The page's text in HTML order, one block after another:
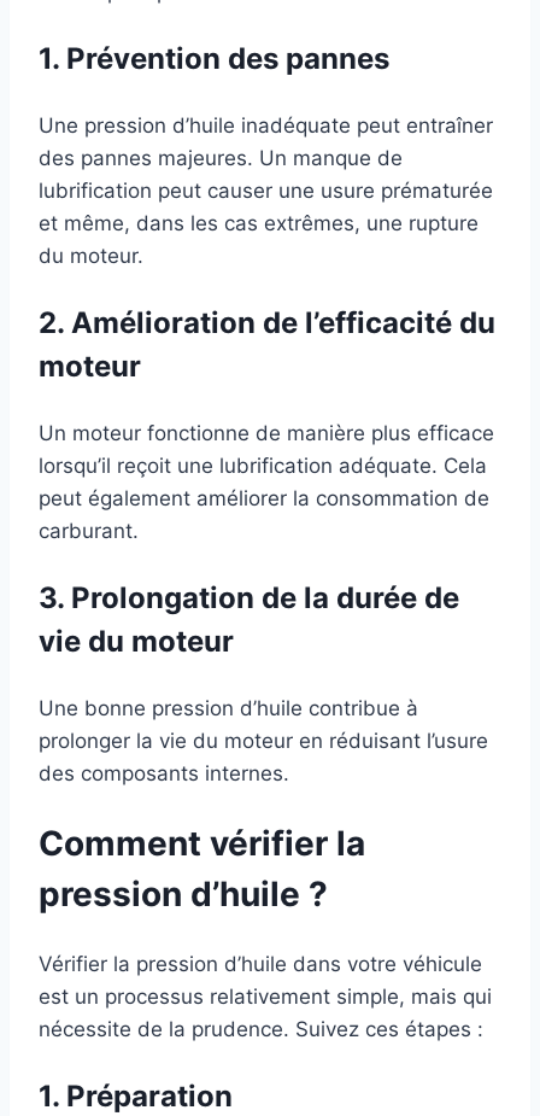
1. Prévention des pannes
Une pression d’huile inadéquate peut entraîner
des pannes majeures. Un manque de
lubrification peut causer une usure prématurée
et même, dans les cas extrêmes, une rupture
du moteur.
2. Amélioration de l’efficacité du
moteur
Un moteur fonctionne de manière plus efficace
lorsqu’il reçoit une lubrification adéquate. Cela
peut également améliorer la consommation de
carburant.
3. Prolongation de la durée de
vie du moteur
Une bonne pression d’huile contribue à
prolonger la vie du moteur en réduisant l’usure
des composants internes.
Comment vérifier la
pression d’huile ?
Vérifier la pression d’huile dans votre véhicule
est un processus relativement simple, mais qui
nécessite de la prudence. Suivez ces étapes :
1. Préparation